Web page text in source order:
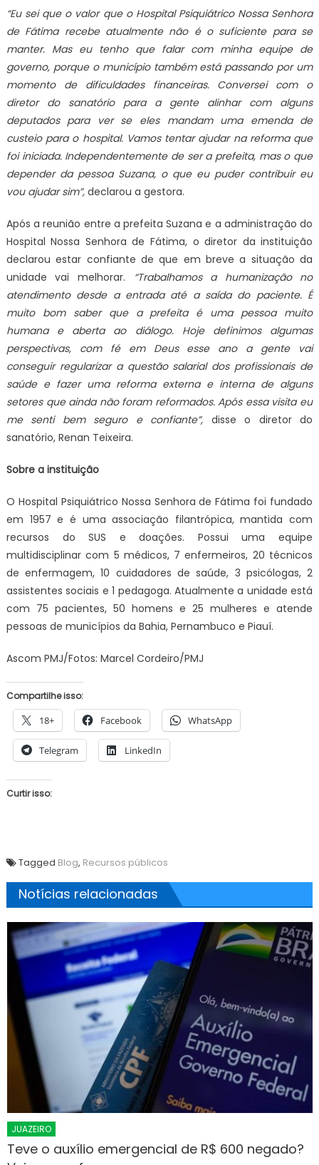
“Eu sei que o valor que o Hospital Psiquiátrico Nossa Senhora
de Fátima recebe atualmente não é o suficiente para se
manter. Mas eu tenho que falar com minha equipe de
governo, porque o município também está passando por um
momento de dificuldades financeiras. Conversei com o
diretor do sanatório para a gente alinhar com alguns
deputados para ver se eles mandam uma emenda de
custeio para o hospital. Vamos tentar ajudar na reforma que
foi iniciada. Independentemente de ser a prefeita, mas o que
depender da pessoa Suzana, o que eu puder contribuir eu
vou ajudar sim”,declarou a gestora.
Após a reunião entre a prefeita Suzana e a administração do
Hospital Nossa Senhora de Fátima, o diretor da instituição
declarou estar confiante de que em breve a situação da
unidade vai melhorar. “Trabalhamos a humanização no
atendimento desde a entrada até a saída do paciente. É
muito bom saber que a prefeita é uma pessoa muito
humana e aberta ao diálogo. Hoje definimos algumas
perspectivas, com fé em Deus esse ano a gente vai
conseguir regularizar a questão salarial dos profissionais de
saúde e fazer uma reforma externa e interna de alguns
setores que ainda não foram reformados. Após essa visita eu
me senti bem seguro e confiante”, disse o diretor do
sanatório, Renan Teixeira.
Sobre a instituição
O Hospital Psiquiátrico Nossa Senhora de Fátima foi fundado
em 1957 e é uma associação filantrópica, mantida com
recursos do SUS e doações. Possui uma equipe
multidisciplinar com 5 médicos, 7 enfermeiros, 20 técnicos
de enfermagem, 10 cuidadores de saúde, 3 psicólogas, 2
assistentes sociais e 1 pedagoga. Atualmente a unidade está
com 75 pacientes, 50 homens e 25 mulheres e atende
pessoas de municípios da Bahia, Pernambuco e Piauí.
Ascom PMJ/Fotos: Marcel Cordeiro/PMJ
Compartilhe isso:
18+ Facebook WhatsApp
Telegram LinkedIn
Curtir isso:
Tagged Blog, Recursos públicos
Notícias relacionadas
JUAZEIRO
Teve o auxílio emergencial de R$ 600 negado?